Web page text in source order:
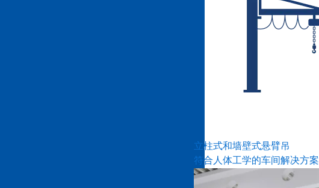
立柱式和墙壁式悬臂吊
符合人体工学的车间解决方案